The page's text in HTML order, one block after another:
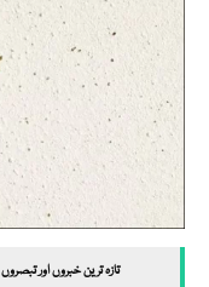
تازہ ترین خبروں اور